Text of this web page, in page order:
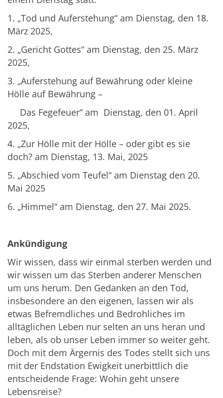
1. „Tod und Auferstehung“ am Dienstag, den 18.
März 2025,
2. „Gericht Gottes“ am Dienstag, den 25. März
2025,
3. „Auferstehung auf Bewährung oder kleine
Hölle auf Bewährung –
Das Fegefeuer“ am Dienstag, den 01. April
2025,
4. „Zur Hölle mit der Hölle – oder gibt es sie
doch? am Dienstag, 13. Mai, 2025
5. „Abschied vom Teufel“ am Dienstag den 20.
Mai 2025
6. „Himmel“ am Dienstag, den 27. Mai 2025.
Ankündigung
Wir wissen, dass wir einmal sterben werden und
wir wissen um das Sterben anderer Menschen
um uns herum. Den Gedanken an den Tod,
insbesondere an den eigenen, lassen wir als
etwas Befremdliches und Bedrohliches im
alltäglichen Leben nur selten an uns heran und
leben, als ob unser Leben immer so weiter geht.
Doch mit dem Ärgernis des Todes stellt sich uns
mit der Endstation Ewigkeit unerbittlich die
entscheidende Frage: Wohin geht unsere
Lebensreise?